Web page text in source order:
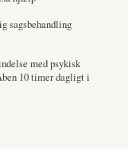
sagsbehandling
med psykisk
10 timer dagligt i